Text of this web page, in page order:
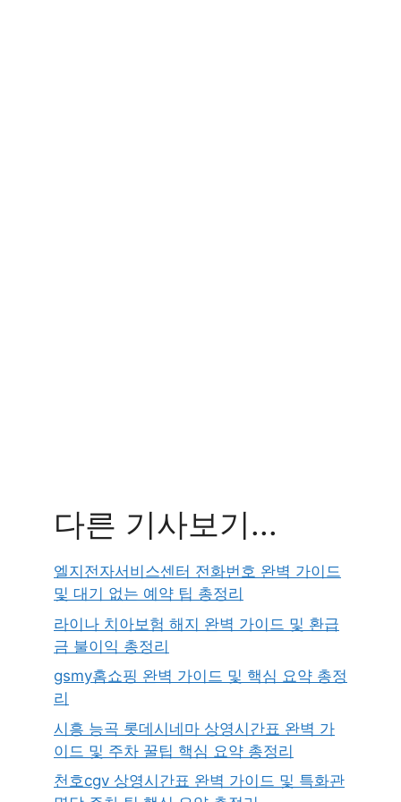
다른 기사보기...
엘지전자서비스센터 전화번호 완벽 가이드
및 대기 없는 예약 팁 총정리
라이나 치아보험 해지 완벽 가이드 및 환급
금 불이익 총정리
gsmy홈쇼핑 완벽 가이드 및 핵심 요약 총정
리
시흥 능곡 롯데시네마 상영시간표 완벽 가
이드 및 주차 꿀팁 핵심 요약 총정리
천호cgv 상영시간표 완벽 가이드 및 특화관